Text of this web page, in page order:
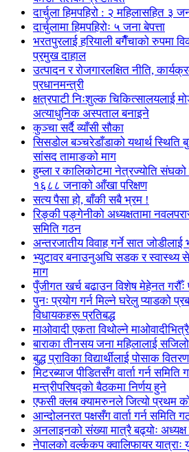
दार्चुला हिमपहिरो : २ महिलासहित ३
दार्चुलामा हिमपहिरोः ५ जना बेपत्ता
भरतपुरलाई हरियाली बगैँचाको रुपमा
प्रमुख दाहाल
उत्पादन र रोजगारलक्षित नीति,
प्रधानमन्त्री
क्षत्रपाटी निःशुल्क
अत्याधुनिक अस्पताल बनाइने
कुञ्चा सर्दै व्याँसी सौका
सिसडोल बञ्चरेडाँडाको यथार्थ स्थिति
सांसद तामाङको माग
हुम्ला र कालिकोटमा नेत्रज्योति
१६८८ जनाको आँखा परिक्षण
सत्य पैसा हो, बाँकी सबै भ्रम !
रिङ्की पङ्गेनीको अध्यक्षतामा
समिति गठन
अन्तरजातीय विवाह गर्ने सात
भ्युटावर बनाउनुअघि सडक र स्वास्थ्य
माग
पुँजीगत खर्च बढाउन विशेष मेहेनत गरौँः
पुनः प्रयोग गर्न मिल्ने घरेलु प्याडको
विधायकहरू प्रतिबद्ध
माओवादी एकता विथोल्ने
बाराका तीनसय जना महिलालाई
बुद्ध प्राविका विद्यार्थीलाई पोसाक वितरण
मिटरब्याज पीडितसँग वार्ता गर्न समिति
मन्त्रीपरिषद्को बैठकमा निर्णय हुने
एफसी क्लब क्यामरुनले जित्यो प्रथम
आन्दोलनरत पक्षसँग वार्ता गर्न समिति
अनलाइनको संख्या मात्रै बढ्योः
नेपालको वर्ल्ककप क्वालिफायर